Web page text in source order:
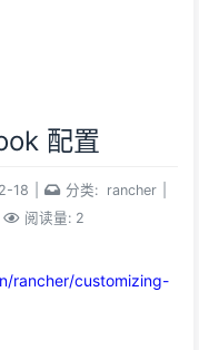
配置
18 分类: rancher
阅读量: 2
rancher/customizing-